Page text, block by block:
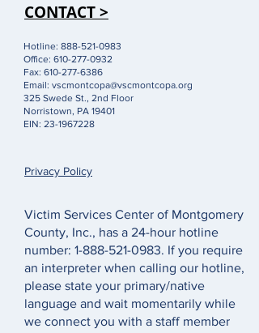
CONTACT >
Hotline: 888-521-0983
Office: 610-277-0932
Fax: 610-277-6386
Email: vscmontcopa@vscmontcopa.org
325 Swede St., 2nd Floor
Norristown, PA 19401
EIN: 23-1967228
Privacy Policy
Victim Services Center of Montgomery
County, Inc., has a 24-hour hotline
number: 1-888-521-0983. If you require
an interpreter when calling our hotline,
please state your primary/native
language and wait momentarily while
we connect you with a staff member